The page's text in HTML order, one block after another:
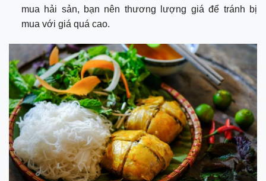
mua hải sản, bạn nên thương lượng giá để tránh bị
mua với giá quá cao.